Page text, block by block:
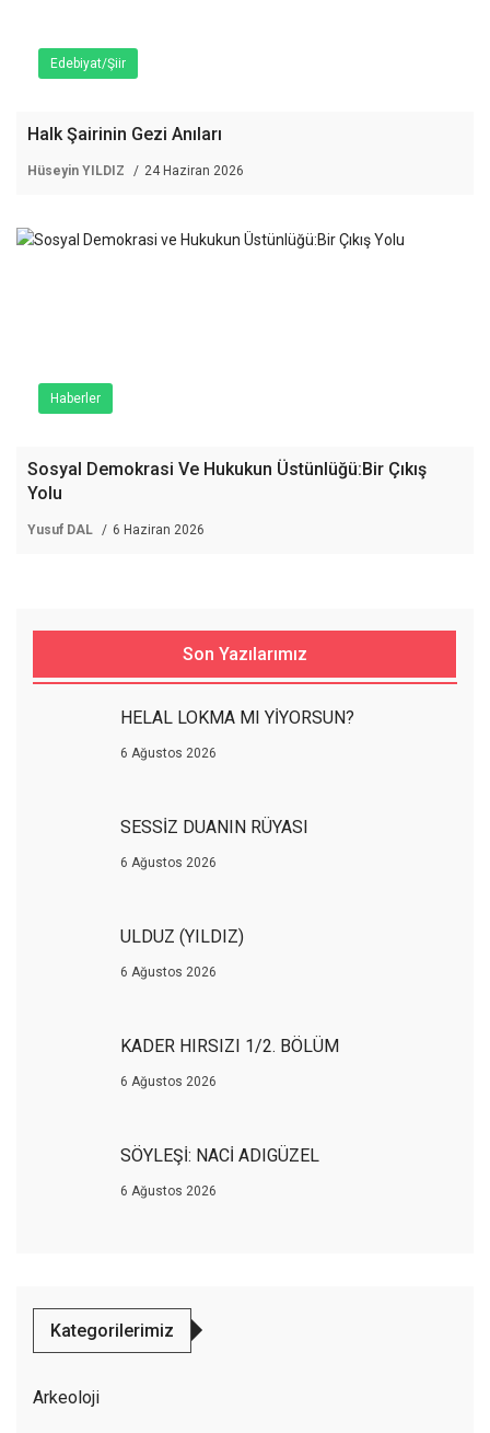
Edebiyat/Şiir
Halk Şairinin Gezi Anıları
Hüseyin YILDIZ 24 Haziran 2026
Haberler
Sosyal Demokrasi Ve Hukukun Üstünlüğü:Bir Çıkış
Yolu
Yusuf DAL 6 Haziran 2026
Son Yazılarımız
HELAL LOKMA MI YİYORSUN?
6 Ağustos 2026
SESSİZ DUANIN RÜYASI
6 Ağustos 2026
ULDUZ (YILDIZ)
6 Ağustos 2026
KADER HIRSIZI 1/2. BÖLÜM
6 Ağustos 2026
SÖYLEŞİ: NACİ ADIGÜZEL
6 Ağustos 2026
Kategorilerimiz
Arkeoloji